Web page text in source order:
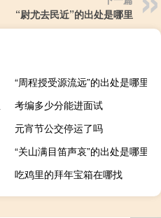
“尉尤去民近”的出处是哪里
“周程授受源流远”的出处是哪里
考编多少分能进面试
元宵节公交停运了吗
“关山满目笛声哀”的出处是哪里
吃鸡里的拜年宝箱在哪找